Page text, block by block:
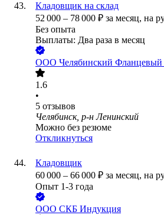
Кладовщик на склад
52 000 – 78 000 ₽ за месяц, на
Без опыта
Выплаты: Два раза в месяц
ООО Челябинский Фланцевый
1.6
•
5 отзывов
Челябинск, р-н Ленинский
Можно без резюме
Откликнуться
Кладовщик
60 000 – 66 000 ₽ за месяц, на
Опыт 1-3 года
ООО СКБ Индукция